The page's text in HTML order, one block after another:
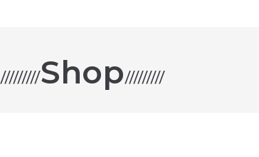
/////////Shop/////////